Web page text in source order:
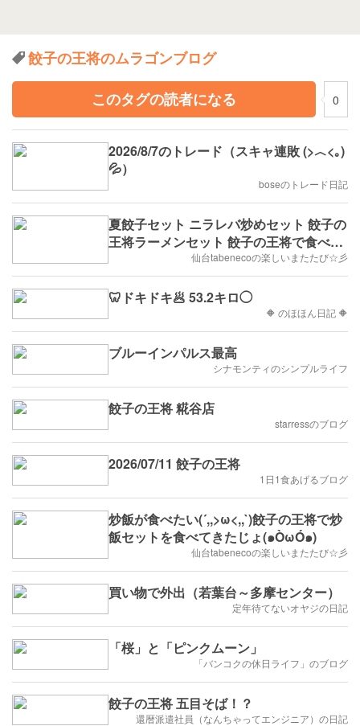
餃子の王将のムラゴンブログ
このタグの読者になる
0
2026/8/7のトレード（スキャ連敗 (>︿<｡)
💦）
boseのトレード日記
夏餃子セット ニラレバ炒めセット 餃子の
王将ラーメンセット 餃子の王将で食べて
きたじょ(๑ÒωÓ๑)仙台tabenecoの楽しいまたたび☆彡
🦷ドキドキ🥟 53.2キロ◯
🔶 のほほん日記 🔶
ブルーインパルス最高
シナモンティのシンプルライフ
餃子の王将 糀谷店
starressのブログ
2026/07/11 餃子の王将
1日1食あげるブログ
炒飯が食べたい(´,,>ω<,,`)餃子の王将で炒
飯セットを食べてきたじょ(๑ÒωÓ๑)
仙台tabenecoの楽しいまたたび☆彡
買い物で外出（若葉台～多摩センター）
定年待てないオヤジの日記
「桜」と「ピンクムーン」
「バンコクの休日ライフ」のブログ
餃子の王将 五目そば！？
還暦派遣社員（なんちゃってエンジニア）の日記